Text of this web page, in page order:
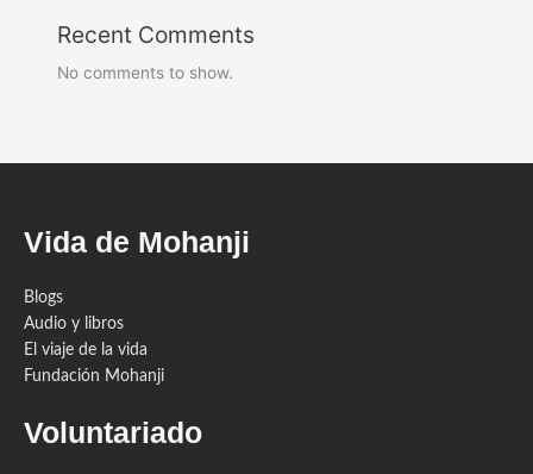
Recent Comments
No comments to show.
Vida de Mohanji
Blogs
Audio y libros
El viaje de la vida
Fundación Mohanji
Voluntariado